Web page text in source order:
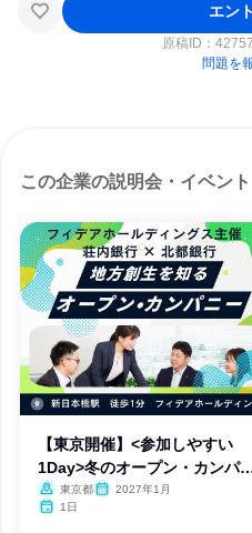
エン
原稿ID：
問題を
この企業の説明会・イベント
【東京開催】<参加しやすい
1Day>冬のオープン・カンパ
ー 東京都
2027年1月
1日